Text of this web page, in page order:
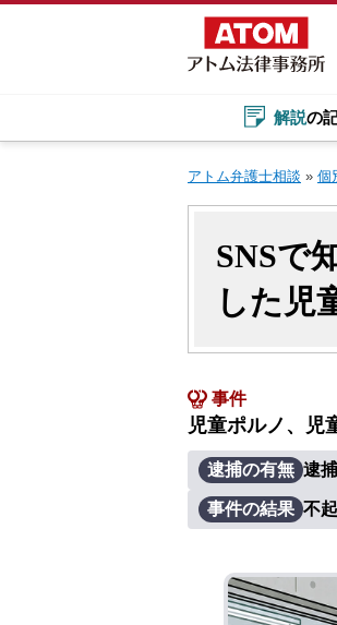
Skip
解説の
アトム弁護士相談 » 個
SNSで
した児
事件
児童ポルノ、児
逮捕の有無 逮
事件の結果 不